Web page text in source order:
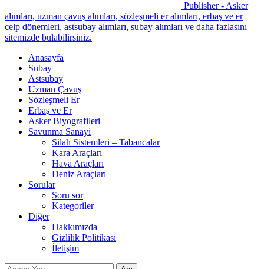
Publisher - Asker
alımları, uzman çavuş alımları, sözleşmeli er alımları, erbaş ve er
celp dönemleri, astsubay alımları, subay alımları ve daha fazlasını
sitemizde bulabilirsiniz.
Anasayfa
Subay
Astsubay
Uzman Çavuş
Sözleşmeli Er
Erbaş ve Er
Asker Biyografileri
Savunma Sanayi
Silah Sistemleri – Tabancalar
Kara Araçları
Hava Araçları
Deniz Araçları
Sorular
Soru sor
Kategoriler
Diğer
Hakkımızda
Gizlilik Politikası
İletişim